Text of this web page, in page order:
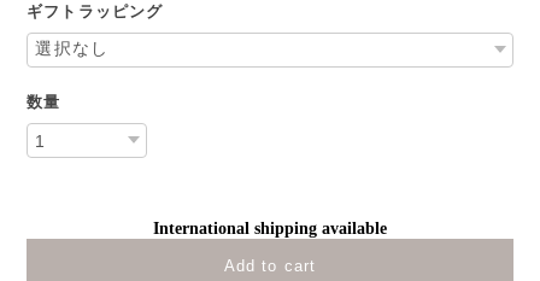
ギフトラッピング
数量
International shipping available
Add to cart